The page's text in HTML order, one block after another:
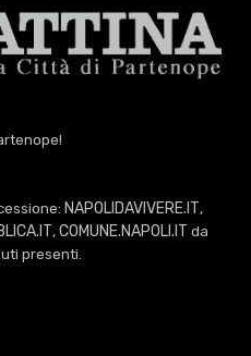
NAPOLIDAVIVERE.IT,
, COMUNE.NAPOLI.IT da
presenti.